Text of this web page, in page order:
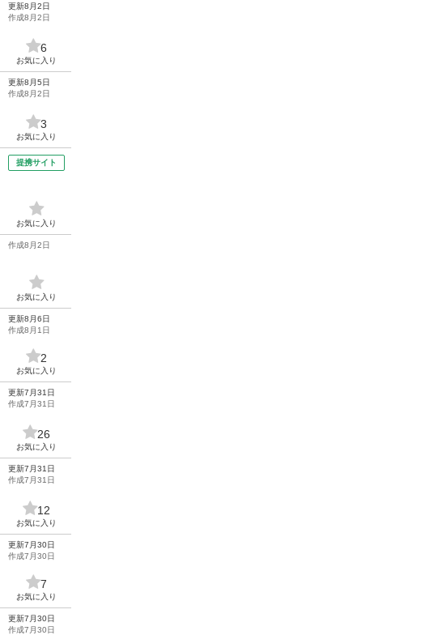
更新8月2日
作成8月2日
6
お気に入り
更新8月5日
作成8月2日
3
お気に入り
提携サイト
お気に入り
作成8月2日
お気に入り
更新8月6日
作成8月1日
2
お気に入り
更新7月31日
作成7月31日
26
お気に入り
更新7月31日
作成7月31日
12
お気に入り
更新7月30日
作成7月30日
7
お気に入り
更新7月30日
作成7月30日